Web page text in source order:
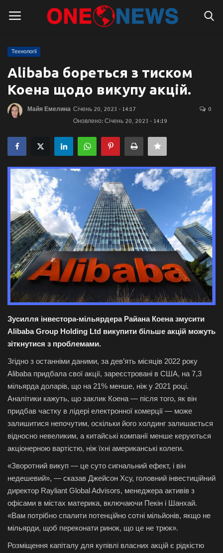
Логін
Головна
Контакти
Про нас
Підтримати проєкт
Правила для блогерів
Суспільство
Галерея
Політика
Економіка
Технології
Спорт
Авто
Відео
Мова
English Ukraine
Технології
Alibaba бореться з тиском
Коена щодо викупу акцій.
Майя Емелина Січень 20, 2023 - 14:17
Оновлено: Січень 20, 2023 - 14:19
0
Зусилля інвестора-мільярдера Райана Коена змусити
Alibaba Group Holding Ltd викупити більше акцій можуть
зіткнутися з проблемами.
Згідно з останніми даними, за дев’ять місяців 2022 року
Alibaba придбала свої акції, зареєстровані в США, на 7,3
мільярда доларів, що на 21% менше, ніж у 2021 році.
Аналітики кажуть, що заклик Коена — після того, як він
придбав частку в лідері електронної комерції — може
залишитися непочутим, оскільки його холдинг залишається
відносно невеликим, а китайські компанії менше керуються
акціонерною вартістю, ніж їхні американські колеги.
«Зворотний викуп — це суто сигнальний ефект, і він
недешевий», — сказав Джейсон Хсу, головний інвестиційний
директор Rayliant Global Advisors, менеджера активів з
офісами в містах материка, включаючи Пекін і Шанхай.
«Вам потрібно спалити потенційно сотні мільйонів, якщо не
мільярди, щоб переконати ринок, що це не трюк».
Розміщення капіталу для купівлі власних акцій є рідкістю